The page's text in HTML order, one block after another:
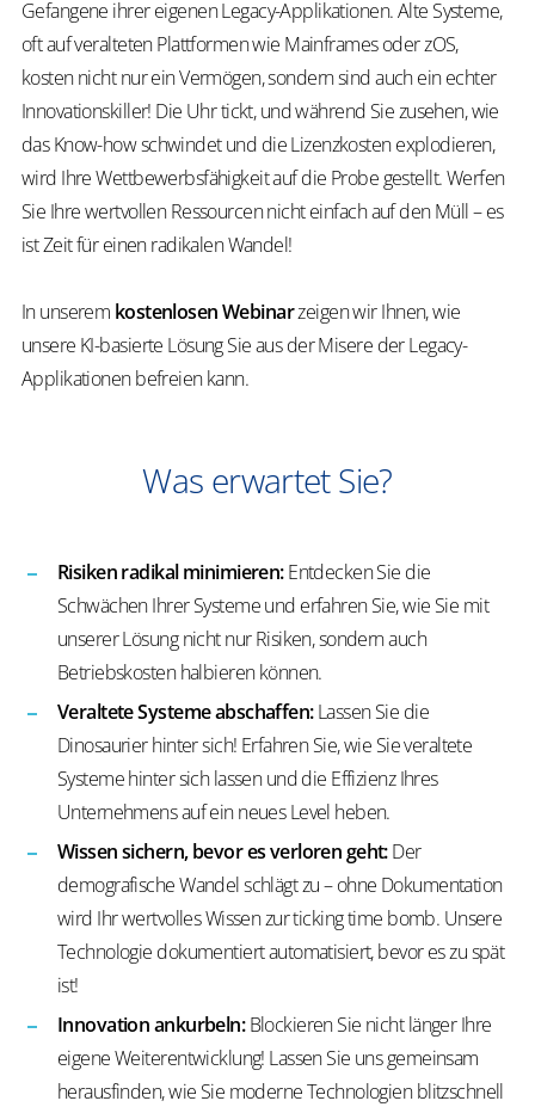
Gefangene ihrer eigenen Legacy-Applikationen. Alte Systeme,
oft auf veralteten Plattformen wie Mainframes oder zOS,
kosten nicht nur ein Vermögen, sondern sind auch ein echter
Innovationskiller! Die Uhr tickt, und während Sie zusehen, wie
das Know-how schwindet und die Lizenzkosten explodieren,
wird Ihre Wettbewerbsfähigkeit auf die Probe gestellt. Werfen
Sie Ihre wertvollen Ressourcen nicht einfach auf den Müll – es
ist Zeit für einen radikalen Wandel!
In unserem kostenlosen Webinarzeigen wir Ihnen, wie
unsere KI-basierte Lösung Sie aus der Misere der Legacy-
Applikationen befreien kann.
Was erwartet Sie?
Risiken radikal minimieren:Entdecken Sie die
Schwächen Ihrer Systeme und erfahren Sie, wie Sie mit
unserer Lösung nicht nur Risiken, sondern auch
Betriebskosten halbieren können.
Veraltete Systeme abschaffen:Lassen Sie die
Dinosaurier hinter sich! Erfahren Sie, wie Sie veraltete
Systeme hinter sich lassen und die Effizienz Ihres
Unternehmens auf ein neues Level heben.
Wissen sichern, bevor es verloren geht:Der
demografische Wandel schlägt zu – ohne Dokumentation
wird Ihr wertvolles Wissen zur ticking time bomb. Unsere
Technologie dokumentiert automatisiert, bevor es zu spät
ist!
Innovation ankurbeln:Blockieren Sie nicht länger Ihre
eigene Weiterentwicklung! Lassen Sie uns gemeinsam
herausfinden, wie Sie moderne Technologien blitzschnell